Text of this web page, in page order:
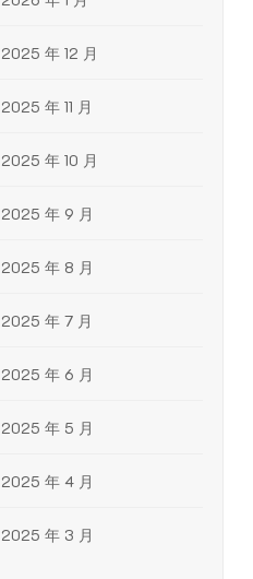
2025 年 12 月
2025 年 11 月
2025 年 10 月
2025 年 9 月
2025 年 8 月
2025 年 7 月
2025 年 6 月
2025 年 5 月
2025 年 4 月
2025 年 3 月